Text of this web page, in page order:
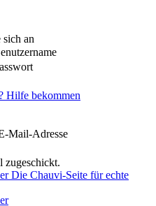
an
Hilfe bekommen
Mail-Adresse
zugeschickt.
Die Chauvi-Seite für echte